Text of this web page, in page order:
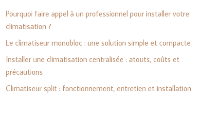
Pourquoi faire appel à un professionnel pour installer votre
climatisation ?
Le climatiseur monobloc : une solution simple et compacte
Installer une climatisation centralisée : atouts, coûts et
précautions
Climatiseur split : fonctionnement, entretien et installation